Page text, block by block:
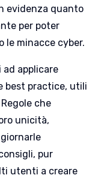
evidenza quanto
per poter
le minacce cyber.
applicare
best practice, utili
che
unicità,
pur
utenti a creare